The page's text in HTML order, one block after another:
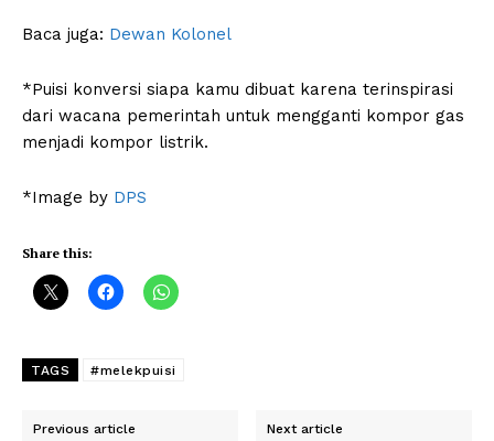
Baca juga: Dewan Kolonel
*Puisi konversi siapa kamu dibuat karena terinspirasi
dari wacana pemerintah untuk mengganti kompor gas
menjadi kompor listrik.
*Image by DPS
Share this:
TAGS #melekpuisi
Previous article Next article